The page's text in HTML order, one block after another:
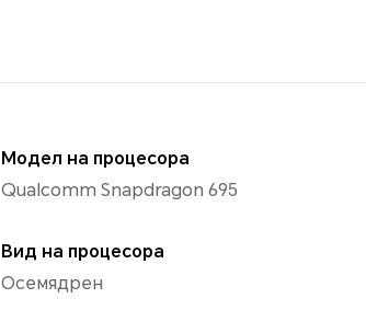
Модел на процесора
Qualcomm Snapdragon 695
Вид на процесора
Осемядрен